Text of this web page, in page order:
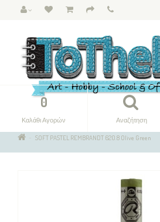
Αναζήτηση
0
Καλάθι Αγορών
SOFT PASTEL REMBRANDT 620.8 Olive Green